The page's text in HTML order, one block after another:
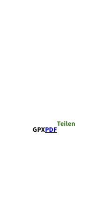
GPXPDF
Teilen